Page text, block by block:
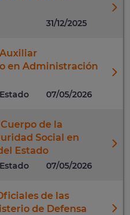
31/12/2025
en Administración
07/05/2026
de la
Social en
Estado
07/05/2026
de las
de Defensa